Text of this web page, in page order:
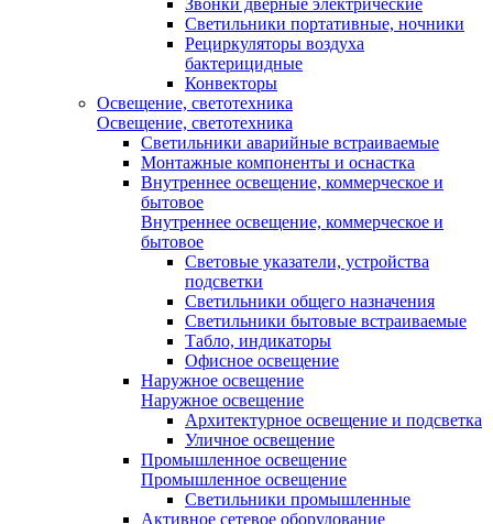
Звонки дверные электрические
Светильники портативные, ночники
Рециркуляторы воздуха
бактерицидные
Конвекторы
Освещение, светотехника
Освещение, светотехника
Светильники аварийные встраиваемые
Монтажные компоненты и оснастка
Внутреннее освещение, коммерческое и
бытовое
Внутреннее освещение, коммерческое и
бытовое
Световые указатели, устройства
подсветки
Светильники общего назначения
Светильники бытовые встраиваемые
Табло, индикаторы
Офисное освещение
Наружное освещение
Наружное освещение
Архитектурное освещение и подсветка
Уличное освещение
Промышленное освещение
Промышленное освещение
Светильники промышленные
Активное сетевое оборудование